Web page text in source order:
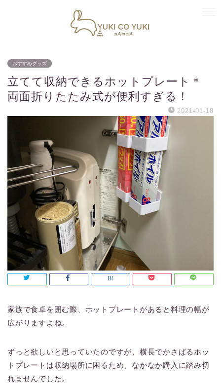
おすすめグッズ
立てて収納できるホットプレート＊
両面折りたたみ式が便利すぎる！
2021-01-18
家族で食卓を囲む際、ホットプレートがあると料理の幅が
広がりますよね。
ずっと欲しいと思っていたのですが、横長でかさばるホッ
トプレートは収納場所に困るため、なかなか購入に踏み切
れませんでした。